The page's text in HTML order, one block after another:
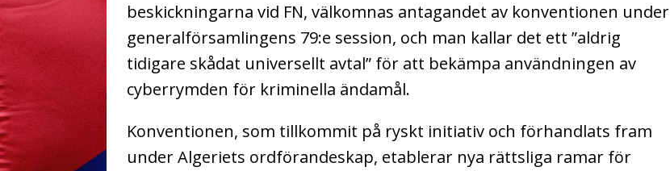
beskickningarna vid FN, välkomnas antagandet av konventionen under
generalförsamlingens 79:e session, och man kallar det ett ”aldrig
tidigare skådat universellt avtal” för att bekämpa användningen av
cyberrymden för kriminella ändamål.
Konventionen, som tillkommit på ryskt initiativ och förhandlats fram
under Algeriets ordförandeskap, etablerar nya rättsliga ramar för